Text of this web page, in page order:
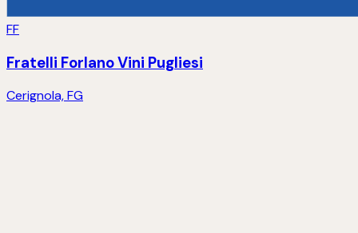
FF
Fratelli Forlano Vini Pugliesi
Cerignola, FG